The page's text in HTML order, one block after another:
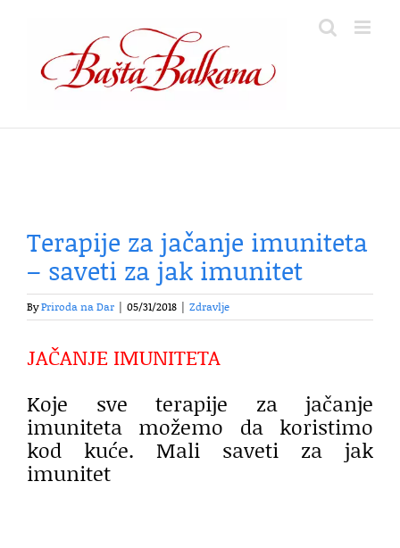
content
Terapije za jačanje imuniteta
– saveti za jak imunitet
ByPriroda na Dar 05/31/2018 Zdravlje
JAČANJE IMUNITETA
Koje sve terapije za jačanje
imuniteta možemo da koristimo
kod kuće. Mali saveti za jak
imunitet